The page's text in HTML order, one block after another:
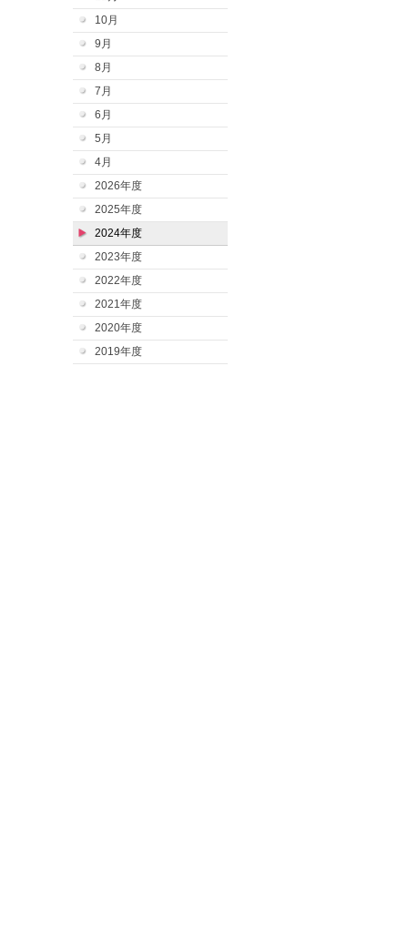
10月
9月
8月
7月
6月
5月
4月
2026年度
2025年度
2024年度
2023年度
2022年度
2021年度
2020年度
2019年度